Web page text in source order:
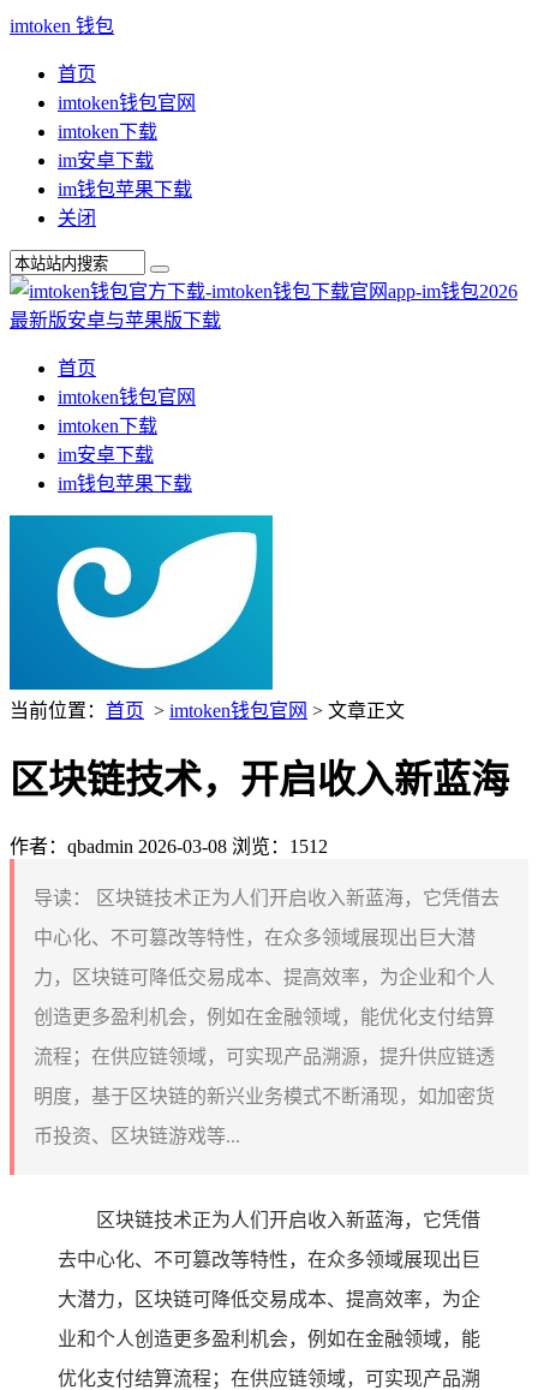
imtoken 钱包
首页
imtoken钱包官网
imtoken下载
im安卓下载
im钱包苹果下载
关闭
首页
imtoken钱包官网
imtoken下载
im安卓下载
im钱包苹果下载
当前位置： 首页 > imtoken钱包官网 > 文章正文
区块链技术，开启收入新蓝海
作者：qbadmin 2026-03-08 浏览：1512
导读：
区块链技术正为人们开启收入新蓝海，它凭借去
中心化、不可篡改等特性，在众多领域展现出巨大潜
力，区块链可降低交易成本、提高效率，为企业和个人
创造更多盈利机会，例如在金融领域，能优化支付结算
流程；在供应链领域，可实现产品溯源，提升供应链透
明度，基于区块链的新兴业务模式不断涌现，如加密货
币投资、区块链游戏等...
区块链技术正为人们开启收入新蓝海，它凭借
去中心化、不可篡改等特性，在众多领域展现出巨
大潜力，区块链可降低交易成本、提高效率，为企
业和个人创造更多盈利机会，例如在金融领域，能
优化支付结算流程；在供应链领域，可实现产品溯